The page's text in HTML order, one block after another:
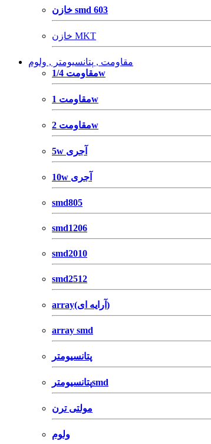
خازن smd 603
خازن MKT
مقاومت , پتانسیومتر , ولوم
مقاومت 1/4w
مقاومت 1w
مقاومت 2w
5w آجری
10w آجری
smd805
smd1206
smd2010
smd2512
array(آرایه ای)
array smd
پتانسیومتر
پتانسیومترsmd
مولتی ترن
ولوم